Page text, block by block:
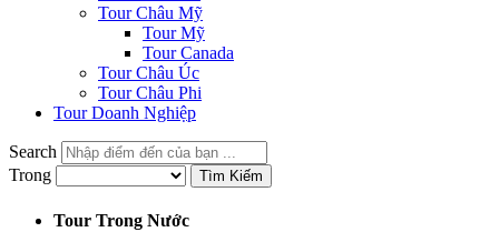
Tour Châu Mỹ
Tour Mỹ
Tour Canada
Tour Châu Úc
Tour Châu Phi
Tour Doanh Nghiệp
Search
Trong
Tìm Kiếm
Tour Trong Nước